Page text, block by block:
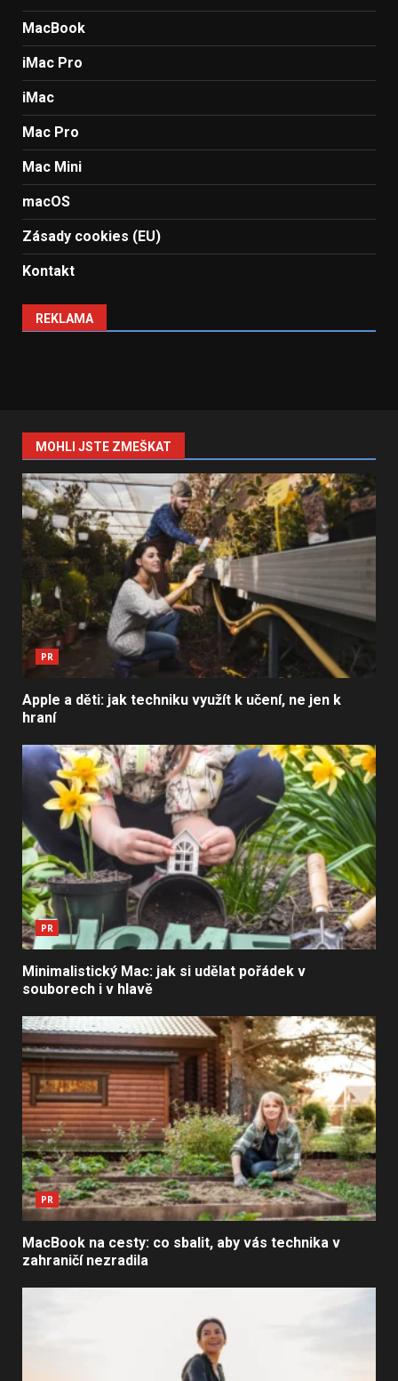
MacBook
iMac Pro
iMac
Mac Pro
Mac Mini
macOS
Zásady cookies (EU)
Kontakt
REKLAMA
MOHLI JSTE ZMEŠKAT
PR
Apple a děti: jak techniku využít k učení, ne jen k
hraní
PR
Minimalistický Mac: jak si udělat pořádek v
souborech i v hlavě
PR
MacBook na cesty: co sbalit, aby vás technika v
zahraničí nezradila